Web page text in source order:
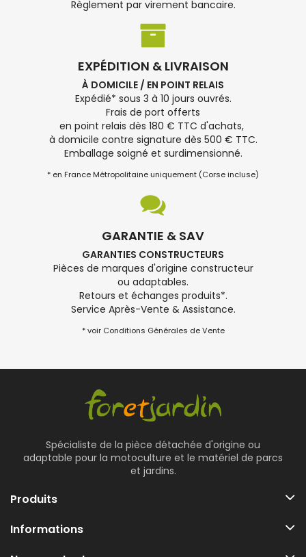
Règlement par virement bancaire.
EXPÉDITION & LIVRAISON
À DOMICILE / EN POINT RELAIS
Expédié* sous 3 à 10 jours ouvrés.
Frais de port offerts
en point relais dès 180 € TTC d'achats,
à domicile contre signature dès 500 € TTC.
Emballage soigné et surdimensionné.
* en France Métropolitaine uniquement (Corse incluse)
GARANTIE & SAV
GARANTIES CONSTRUCTEURS
Pièces de marques d'origine constructeur
ou adaptables.
Retours et échanges produits*.
Service Après-Vente & Assistance.
* voir Conditions Générales de Vente
Spécialiste de la pièce détachée d'origine ou
adaptable pour la motoculture et le matériel de parcs
et jardins.
Produits
Informations